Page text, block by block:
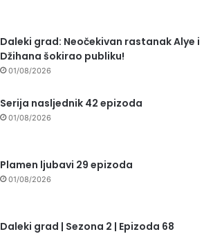
Daleki grad: Neočekivan rastanak Alye i
Džihana šokirao publiku!
01/08/2026
Serija nasljednik 42 epizoda
01/08/2026
Plamen ljubavi 29 epizoda
01/08/2026
Daleki grad | Sezona 2 | Epizoda 68